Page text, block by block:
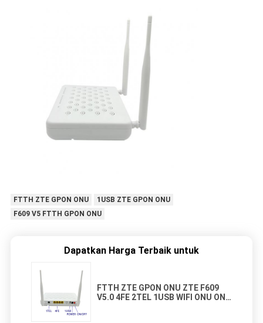
FTTH ZTE GPON ONU
1USB ZTE GPON ONU
F609 V5 FTTH GPON ONU
Dapatkan Harga Terbaik untuk
FTTH ZTE GPON ONU ZTE F609
V5.0 4FE 2TEL 1USB WIFI ONU ONT